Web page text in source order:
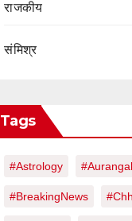
राजकीय
संमिश्र
Tags
#Astrology
#BreakingNews